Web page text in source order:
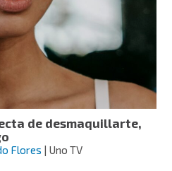
de desmaquillarte,
Flores | Uno TV